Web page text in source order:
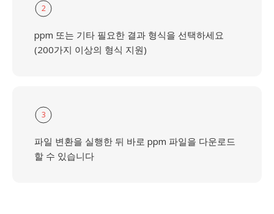
2
ppm 또는 기타 필요한 결과 형식을 선택하세요
(200가지 이상의 형식 지원)
3
파일 변환을 실행한 뒤 바로 ppm 파일을 다운로드
할 수 있습니다